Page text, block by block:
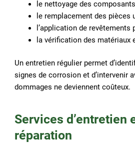
le nettoyage des
le remplacement des pièces
l’application de revêtements
la vérification des matériaux
Un entretien régulier permet
signes de corrosion et d’intervenir
dommages ne deviennent coûteux.
Services d’entretien
réparation